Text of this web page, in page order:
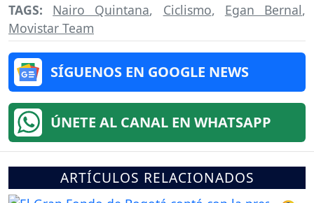
TAGS: Nairo Quintana, Ciclismo, Egan Bernal,
Movistar Team
SÍGUENOS EN GOOGLE NEWS
ÚNETE AL CANAL EN WHATSAPP
ARTÍCULOS RELACIONADOS